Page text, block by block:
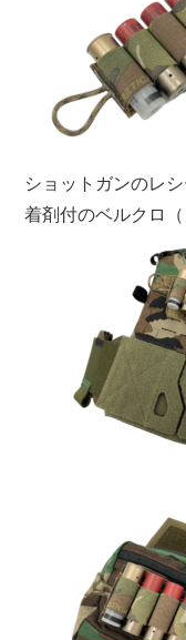
ショットガンのレ
着剤付のベルクロ